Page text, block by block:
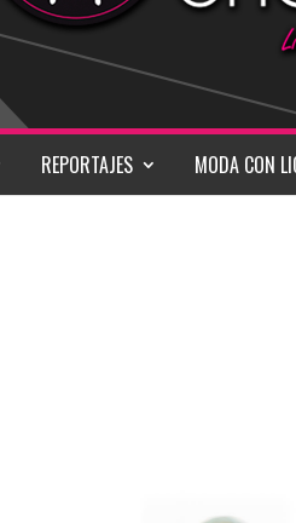
REPORTAJES MODA CON